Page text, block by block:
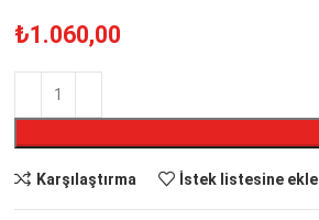
₺1.060,00
Karşılaştırma İstek listesine ekle